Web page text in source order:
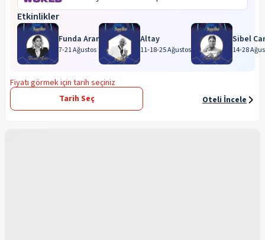
Etkinlikler
Funda Arar
7-21 Ağustos
Altay
11-18-25 Ağustos
Sibel
14-28
Fiyatı görmek için tarih seçiniz
Tarih Seç
Oteli İncele